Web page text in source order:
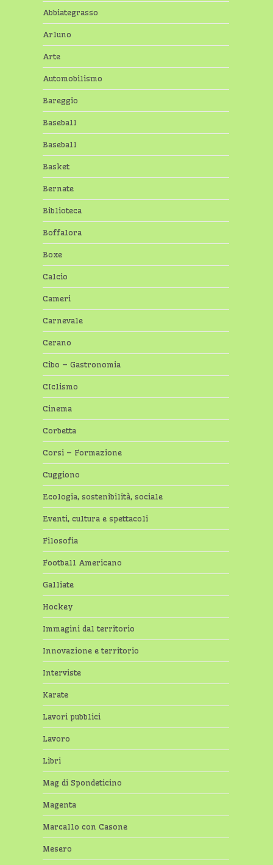
Abbiategrasso
Arluno
Arte
Automobilismo
Bareggio
Baseball
Baseball
Basket
Bernate
Biblioteca
Boffalora
Boxe
Calcio
Cameri
Carnevale
Cerano
Cibo – Gastronomia
CIclismo
Cinema
Corbetta
Corsi – Formazione
Cuggiono
Ecologia, sostenibilità, sociale
Eventi, cultura e spettacoli
Filosofia
Football Americano
Galliate
Hockey
Immagini dal territorio
Innovazione e territorio
Interviste
Karate
Lavori pubblici
Lavoro
Libri
Mag di Spondeticino
Magenta
Marcallo con Casone
Mesero